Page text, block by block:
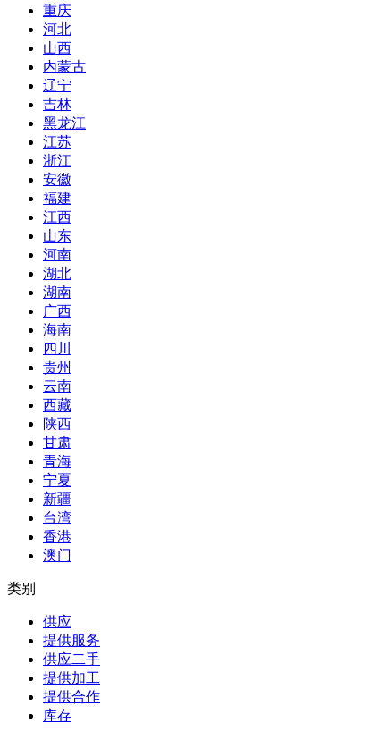
重庆
河北
山西
内蒙古
辽宁
吉林
黑龙江
江苏
浙江
安徽
福建
江西
山东
河南
湖北
湖南
广西
海南
四川
贵州
云南
西藏
陕西
甘肃
青海
宁夏
新疆
台湾
香港
澳门
类别
供应
提供服务
供应二手
提供加工
提供合作
库存